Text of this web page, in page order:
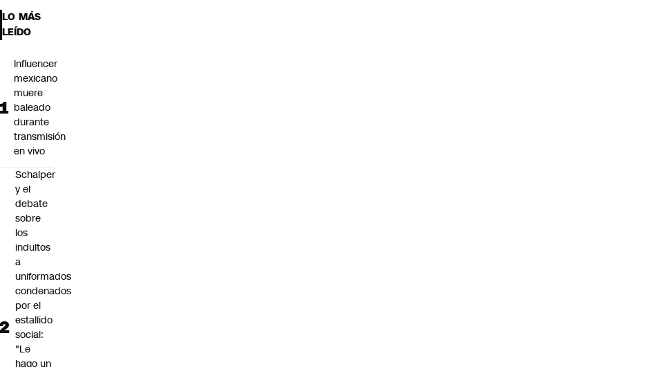
LO MÁS
LEÍDO
Influencer
mexicano
muere
baleado
durante
transmisión
en vivo
Schalper
y el
debate
sobre
los
indultos
a
uniformados
condenados
por el
estallido
social:
"Le
hago un